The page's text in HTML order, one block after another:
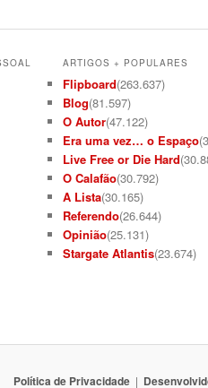
ARTIGOS + POPULARES
Flipboard(263.637)
Blog(81.597)
O Autor(47.122)
Era uma vez… o Espaço
Live Free or Die Hard
O Calafão(30.792)
A Lista(30.165)
Referendo(26.644)
Opinião(25.131)
Stargate Atlantis(23.674)
Política de Privacidade